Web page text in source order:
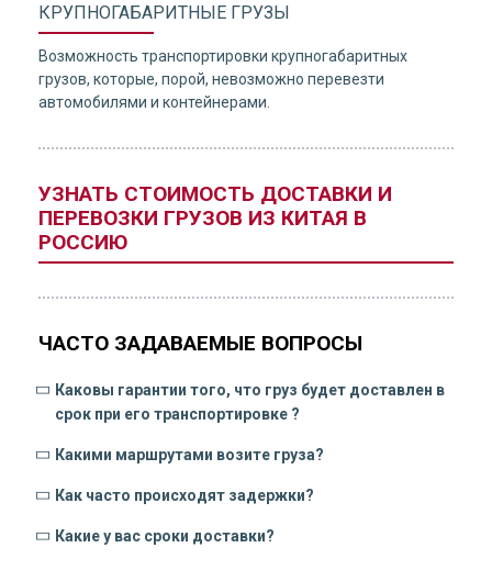
КРУПНОГАБАРИТНЫЕ ГРУЗЫ
Возможность транспортировки крупногабаритных
грузов, которые, порой, невозможно перевезти
автомобилями и контейнерами.
УЗНАТЬ СТОИМОСТЬ ДОСТАВКИ И
ПЕРЕВОЗКИ ГРУЗОВ ИЗ КИТАЯ В
РОССИЮ
ЧАСТО ЗАДАВАЕМЫЕ ВОПРОСЫ
Каковы гарантии того, что груз будет доставлен в
срок при его транспортировке ?
Какими маршрутами возите груза?
Как часто происходят задержки?
Какие у вас сроки доставки?